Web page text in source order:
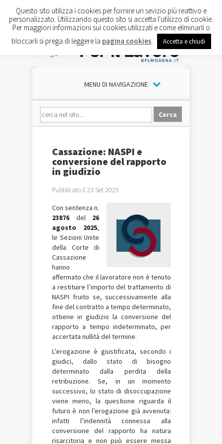
MENU DI NAVIGAZIONE
Cassazione: NASPI e
conversione del rapporto
in giudizio
Pubblicato il 23 Set 2025
Con sentenza n.
23876 del 26
agosto 2025,
le Sezioni Unite
della Corte di
Cassazione
hanno
affermato che il lavoratore non è tenuto
a restituire l’importo del trattamento di
NASPI fruito se, successivamente alla
fine del contratto a tempo determinato,
ottiene in giudizio la conversione del
rapporto a tempo indeterminato, per
accertata nullità del termine.
L’erogazione è giustificata, secondo i
giudici, dallo stato di bisogno
determinato dalla perdita della
retribuzione. Se, in un momento
successivo, lo stato di disoccupazione
viene meno, la questione riguarda il
futuro è non l’erogazione già avvenuta:
infatti l’indennità connessa alla
conversione del rapporto ha natura
risarcitoria e non può essere messa
Questo sito utilizza i cookies per fornire un sevizio più reattivo e
personalizzato. Utilizzando questo sito si accetta l'utilizzo di cookie.
Per maggiori informazioni sui cookies utilizzati e come eliminarli o
bloccarli si prega di leggere la pagina cookies Accetta e chiudi